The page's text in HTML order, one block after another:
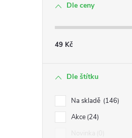
Dle ceny
49 Kč
Dle štítku
Na skladě 146
Akce 24